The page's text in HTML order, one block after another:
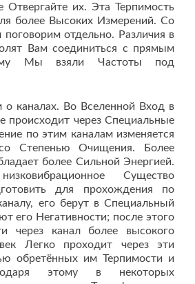
Отвергайте их. Эта Терпимость
более Высоких Измерений. Со
отдельно. Различия в
Вам соединиться с прямым
Мы взяли Частоты под
о каналах. Во Вселенной Вход в
происходит через Специальные
по этим каналам изменяется
Степенью Очищения. Более
более Сильной Энергией.
Существо
для прохождения по
его берут в Специальный
его Негативности; после этого
через канал более высокого
Легко проходит через эти
обретённых им Терпимости и
этому в некоторых